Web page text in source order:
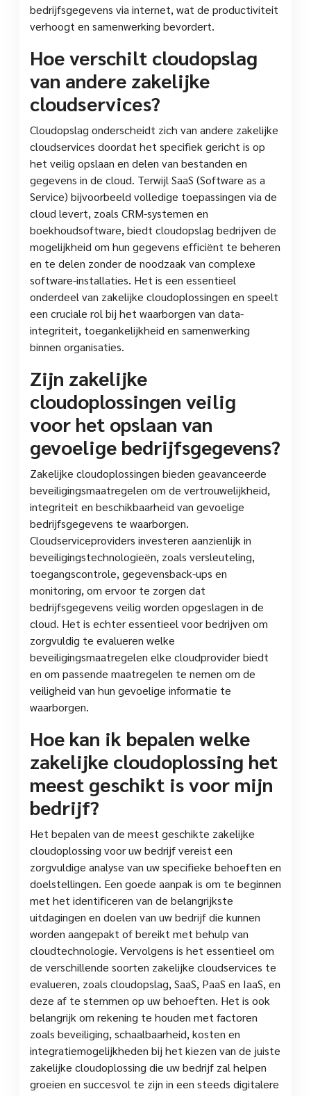
bedrijfsgegevens via internet, wat de productiviteit
verhoogt en samenwerking bevordert.
Hoe verschilt cloudopslag
van andere zakelijke
cloudservices?
Cloudopslag onderscheidt zich van andere zakelijke
cloudservices doordat het specifiek gericht is op
het veilig opslaan en delen van bestanden en
gegevens in de cloud. Terwijl SaaS (Software as a
Service) bijvoorbeeld volledige toepassingen via de
cloud levert, zoals CRM-systemen en
boekhoudsoftware, biedt cloudopslag bedrijven de
mogelijkheid om hun gegevens efficiënt te beheren
en te delen zonder de noodzaak van complexe
software-installaties. Het is een essentieel
onderdeel van zakelijke cloudoplossingen en speelt
een cruciale rol bij het waarborgen van data-
integriteit, toegankelijkheid en samenwerking
binnen organisaties.
Zijn zakelijke
cloudoplossingen veilig
voor het opslaan van
gevoelige bedrijfsgegevens?
Zakelijke cloudoplossingen bieden geavanceerde
beveiligingsmaatregelen om de vertrouwelijkheid,
integriteit en beschikbaarheid van gevoelige
bedrijfsgegevens te waarborgen.
Cloudserviceproviders investeren aanzienlijk in
beveiligingstechnologieën, zoals versleuteling,
toegangscontrole, gegevensback-ups en
monitoring, om ervoor te zorgen dat
bedrijfsgegevens veilig worden opgeslagen in de
cloud. Het is echter essentieel voor bedrijven om
zorgvuldig te evalueren welke
beveiligingsmaatregelen elke cloudprovider biedt
en om passende maatregelen te nemen om de
veiligheid van hun gevoelige informatie te
waarborgen.
Hoe kan ik bepalen welke
zakelijke cloudoplossing het
meest geschikt is voor mijn
bedrijf?
Het bepalen van de meest geschikte zakelijke
cloudoplossing voor uw bedrijf vereist een
zorgvuldige analyse van uw specifieke behoeften en
doelstellingen. Een goede aanpak is om te beginnen
met het identificeren van de belangrijkste
uitdagingen en doelen van uw bedrijf die kunnen
worden aangepakt of bereikt met behulp van
cloudtechnologie. Vervolgens is het essentieel om
de verschillende soorten zakelijke cloudservices te
evalueren, zoals cloudopslag, SaaS, PaaS en IaaS, en
deze af te stemmen op uw behoeften. Het is ook
belangrijk om rekening te houden met factoren
zoals beveiliging, schaalbaarheid, kosten en
integratiemogelijkheden bij het kiezen van de juiste
zakelijke cloudoplossing die uw bedrijf zal helpen
groeien en succesvol te zijn in een steeds digitalere